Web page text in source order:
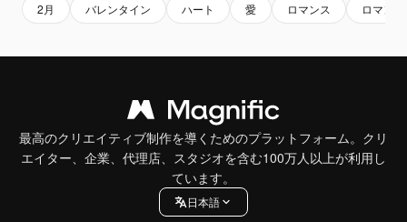
2月 バレンタイン ハート 愛 ロマンス ロマン
最高のクリエイティブ制作を導くためのプラットフォーム。クリ
エイター、企業、代理店、スタジオを含む100万人以上が利用し
ています。
日本語